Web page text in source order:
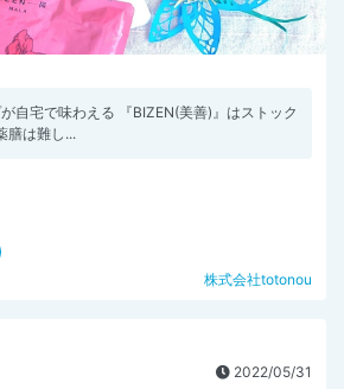
自宅で味わえる 『BIZEN(美善)』はストック
膳は難し...
株式会社totonou
2022/05/31